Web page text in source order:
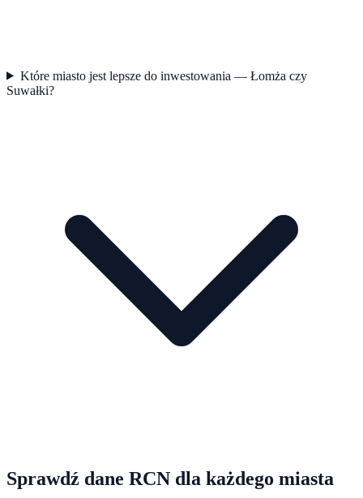
Które miasto jest lepsze do inwestowania — Łomża czy
Suwałki?
Sprawdź dane RCN dla każdego miasta